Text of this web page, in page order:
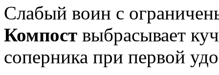
Слабый воин с
Компост выбрасывает
соперника при первой